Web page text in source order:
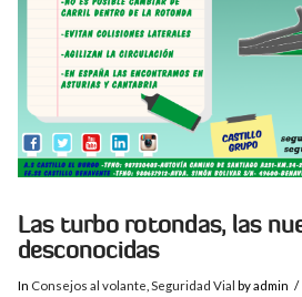
Las turbo rotondas, las
desconocidas
In Consejos al volante Seguridad Vial by admin